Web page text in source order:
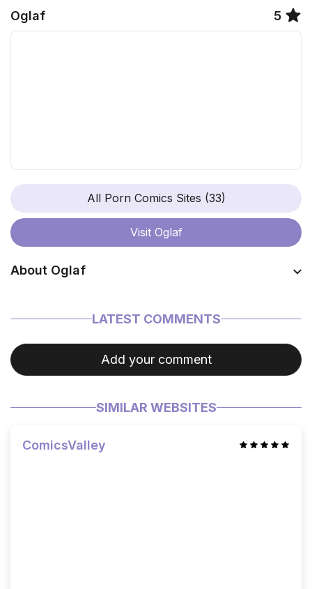
Oglaf 5
All Porn Comics Sites (33)
Visit Oglaf
About Oglaf
LATEST COMMENTS
Add your comment
SIMILAR WEBSITES
ComicsValley